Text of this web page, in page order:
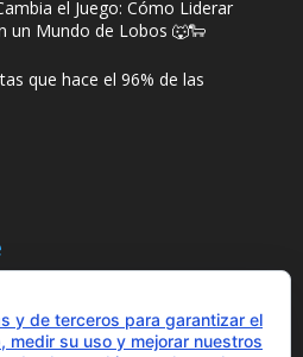
el Juego: Cómo Liderar
un Mundo de Lobos 🐺🐑
que hace el 96% de las
y de terceros para garantizar el
medir su uso y mejorar nuestros